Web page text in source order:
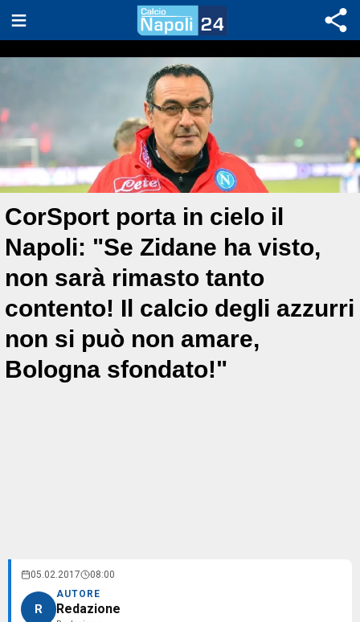
CorSport porta in cielo il
Napoli: "Se Zidane ha visto,
non sarà rimasto tanto
contento! Il calcio degli azzurri
non si può non amare,
Bologna sfondato!"
05.02.2017 08:00
R
AUTORE
Redazione